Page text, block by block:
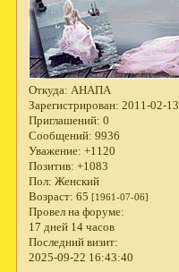
Откуда: АНАПА
Зарегистрирован: 2011-02-13
Приглашений: 0
Сообщений: 9936
Уважение: +1120
Позитив: +1083
Пол: Женский
Возраст: 65 [1961-07-06]
Провел на форуме:
17 дней 14 часов
Последний визит:
2025-09-22 16:43:40